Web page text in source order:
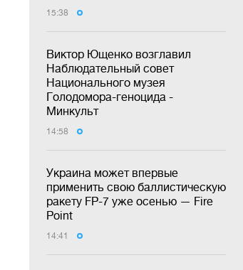
15:38
Виктор Ющенко возглавил
Наблюдательный совет
Национального музея
Голодомора-геноцида -
Минкульт
14:58
Украина может впервые
применить свою баллистическую
ракету FP-7 уже осенью — Fire
Point
14:41